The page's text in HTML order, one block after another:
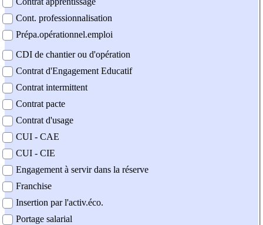
Cont. professionnalisation
Prépa.opérationnel.emploi
CDI de chantier ou d'opération
Contrat d'Engagement Educatif
Contrat intermittent
Contrat pacte
Contrat d'usage
CUI - CAE
CUI - CIE
Engagement à servir dans la réserve
Franchise
Insertion par l'activ.éco.
Portage salarial